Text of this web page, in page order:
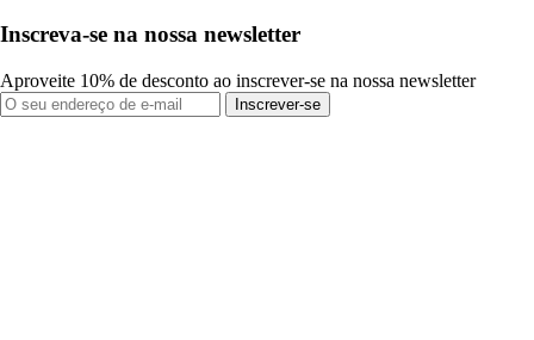
Inscreva-se na nossa newsletter
Aproveite 10% de desconto ao inscrever-se na nossa newsletter
Inscrever-se